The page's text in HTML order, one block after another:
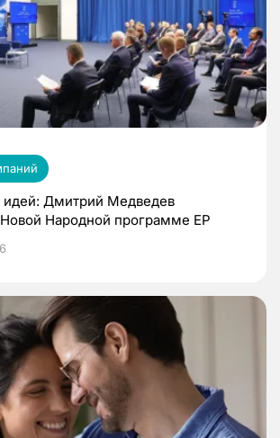
идей: Дмитрий Медведев
Новой Народной программе ЕР